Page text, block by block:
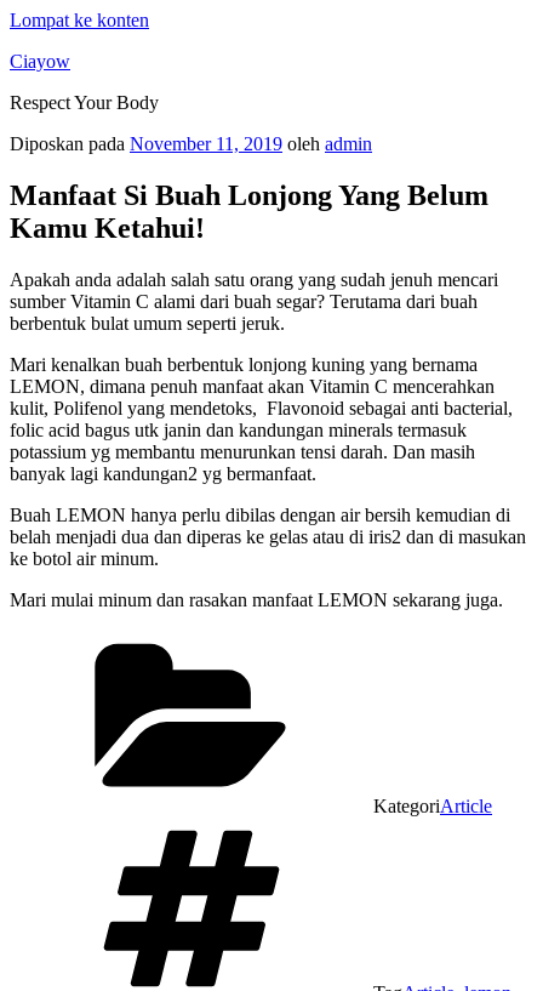
Lompat ke konten
Ciayow
Respect Your Body
Diposkan pada November 11, 2019 oleh admin
Manfaat Si Buah Lonjong Yang Belum
Kamu Ketahui!
Apakah anda adalah salah satu orang yang sudah jenuh mencari
sumber Vitamin C alami dari buah segar? Terutama dari buah
berbentuk bulat umum seperti jeruk.
Mari kenalkan buah berbentuk lonjong kuning yang bernama
LEMON, dimana penuh manfaat akan Vitamin C mencerahkan
kulit, Polifenol yang mendetoks, Flavonoid sebagai anti bacterial,
folic acid bagus utk janin dan kandungan minerals termasuk
potassium yg membantu menurunkan tensi darah. Dan masih
banyak lagi kandungan2 yg bermanfaat.
Buah LEMON hanya perlu dibilas dengan air bersih kemudian di
belah menjadi dua dan diperas ke gelas atau di iris2 dan di masukan
ke botol air minum.
Mari mulai minum dan rasakan manfaat LEMON sekarang juga.
KategoriArticle